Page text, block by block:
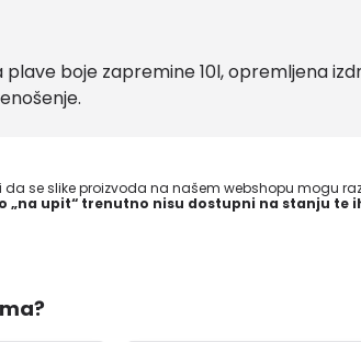
plave boje zapremine 10l, opremljena
da se slike proizvoda na našem webshopu mogu
„na upit“ trenutno nisu dostupni na stanju te